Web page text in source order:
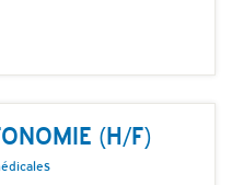
(H/F)